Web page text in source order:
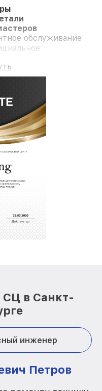
обслуживание
СЦ в Санкт-
инженер
Петров